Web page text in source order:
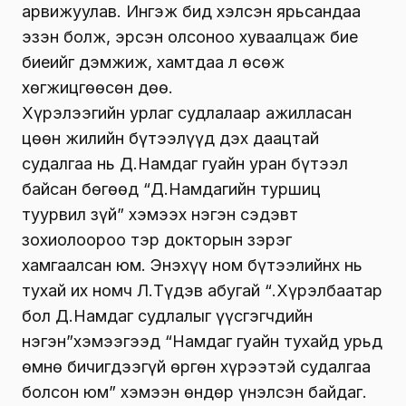
арвижуулав. Ингэж бид хэлсэн ярьсандаа
эзэн болж, эрсэн олсоноо хуваалцаж бие
биеийг дэмжиж, хамтдаа л өсөж
хөгжицгөөсөн дөө.
Хүрэлээгийн урлаг судлалаар ажилласан
цөөн жилийн бүтээлүүд дэх даацтай
судалгаа нь Д.Намдаг гуайн уран бүтээл
байсан бөгөөд “Д.Намдагийн туршиц
туурвил зүй” хэмээх нэгэн сэдэвт
зохиолоороо тэр докторын зэрэг
хамгаалсан юм. Энэхүү ном бүтээлийнх нь
тухай их номч Л.Түдэв абугай “Ү.Хүрэлбаатар
бол Д.Намдаг судлалыг үүсгэгчдийн
нэгэн”хэмээгээд “Намдаг гуайн тухайд урьд
өмнө бичигдээгүй өргөн хүрээтэй судалгаа
болсон юм” хэмээн өндөр үнэлсэн байдаг.